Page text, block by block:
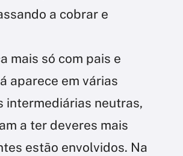
a cobrar e
mais só com pais e
aparece em várias
intermediárias neutras,
a ter deveres mais
estão envolvidos. Na